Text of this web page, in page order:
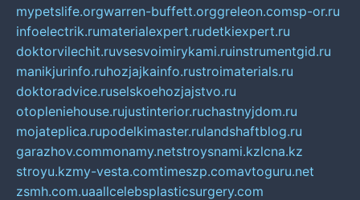
mypetslife.orgwarren-buffett.orggreleon.comsp-or.ru
infoelectrik.rumaterialexpert.rudetkiexpert.ru
doktorvilechit.ruvsesvoimirykami.ruinstrumentgid.ru
manikjurinfo.ruhozjajkainfo.rustroimaterials.ru
doktoradvice.ruselskoehozjajstvo.ru
otopleniehouse.rujustinterior.ruchastnyjdom.ru
mojateplica.rupodelkimaster.rulandshaftblog.ru
garazhov.commonamy.netstroysnami.kzlcna.kz
stroyu.kzmy-vesta.comtimeszp.comavtoguru.net
zsmh.com.uaallcelebsplasticsurgery.com